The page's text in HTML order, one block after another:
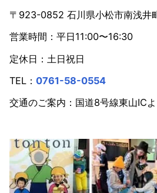
2022年
2021年
2020年
2019年
2018年
2016年
2015年
〒923-0852 石川県小松市南浅井
営業時間：平日11:00〜16:30
定休日：土日祝日
TEL： 0761-58-0554
交通のご案内：国道8号線東山IC